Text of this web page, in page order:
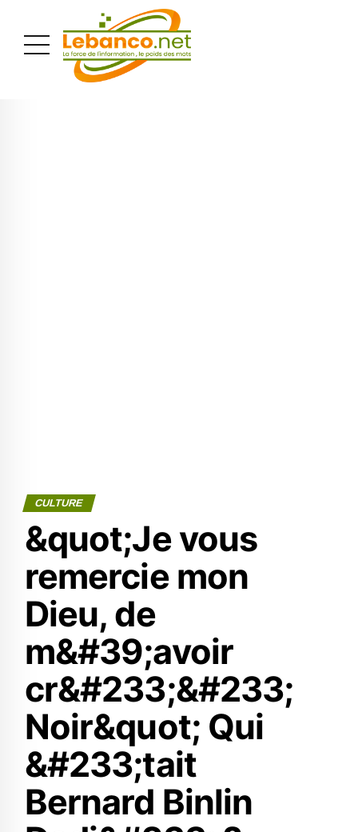
CULTURE
&quot;Je vous
remercie mon
Dieu, de
m&#39;avoir
cr&#233;&#233;
Noir&quot; Qui
&#233;tait
Bernard Binlin